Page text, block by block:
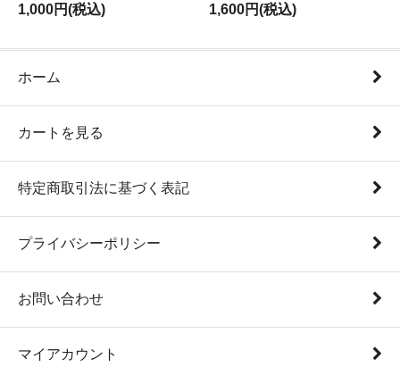
1,000円(税込)
1,600円(税込)
ホーム
カートを見る
特定商取引法に基づく表記
プライバシーポリシー
お問い合わせ
マイアカウント